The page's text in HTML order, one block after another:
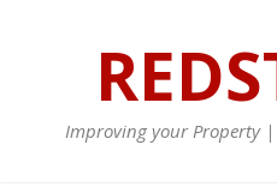
Improving your